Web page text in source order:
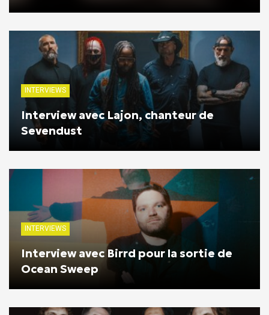
INTERVIEWS
Interview avec Lajon, chanteur de
Sevendust
INTERVIEWS
Interview avec Birrd pour la sortie de
Ocean Sweep